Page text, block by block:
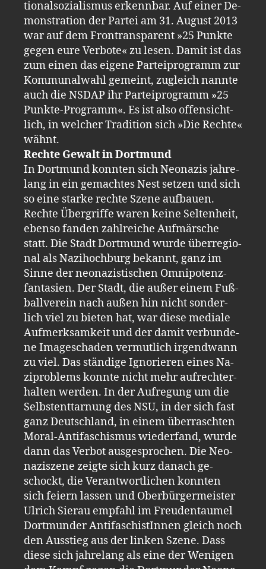
tio­nal­so­zia­lis­mus er­kenn­bar. Auf einer De­
mons­tra­ti­on der Par­tei am 31. Au­gust 2013
war auf dem Fron­trans­pa­rent »25 Punk­te
gegen eure Ver­bo­te« zu lesen. Damit ist das
zum einen das ei­ge­ne Par­tei­pro­gramm zur
Kom­mu­nal­wahl ge­meint, zu­gleich nann­te
auch die NSDAP ihr Par­tei­pro­gramm »25
Punk­te-​Pro­gramm«. Es ist also of­fen­sicht­
lich, in wel­cher Tra­di­ti­on sich »Die Rech­te«
wähnt.
Rech­te Ge­walt in Dort­mund
In Dort­mund konn­ten sich Neo­na­zis jah­re­
lang in ein ge­mach­tes Nest set­zen und sich
so eine star­ke rech­te Szene auf­bau­en.
Rech­te Über­grif­fe waren keine Sel­ten­heit,
eben­so fan­den zahl­rei­che Auf­mär­sche
statt. Die Stadt Dort­mund wurde über­re­gio­
nal als Na­zi­hoch­burg be­kannt, ganz im
Sinne der neo­na­zis­ti­schen Om­ni­po­tenz­
fan­ta­si­en. Der Stadt, die außer einem Fuß­
ball­ver­ein nach außen hin nicht son­der­
lich viel zu bie­ten hat, war diese me­dia­le
Auf­merk­sam­keit und der damit ver­bun­de­
ne Ima­ge­scha­den ver­mut­lich ir­gend­wann
zu viel. Das stän­di­ge Igno­rie­ren eines Na­
zi­pro­blems konn­te nicht mehr auf­recht­er­
hal­ten wer­den. In der Auf­re­gung um die
Selbst­ent­tar­nung des NSU, in der sich fast
ganz Deutsch­land, in einem über­rasch­ten
Mo­ral-​An­ti­fa­schis­mus wie­der­fand, wurde
dann das Ver­bot aus­ge­spro­chen. Die Neo­
na­zi­sze­ne zeig­te sich kurz da­nach ge­
schockt, die Ver­ant­wort­li­chen konn­ten
sich fei­ern las­sen und Ober­bür­ger­meis­ter
Ul­rich Sier­au emp­fahl im Freu­den­tau­mel
Dort­mun­der An­ti­fa­schis­tIn­nen gleich noch
den Aus­stieg aus der lin­ken Szene. Dass
diese sich jah­re­lang als eine der We­ni­gen